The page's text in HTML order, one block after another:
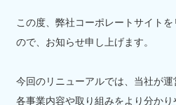
この度、弊社コーポレートサイト
ので、お知らせ申し上げます。
今回のリニューアルでは、当社が運
各事業内容や取り組みをより分かり